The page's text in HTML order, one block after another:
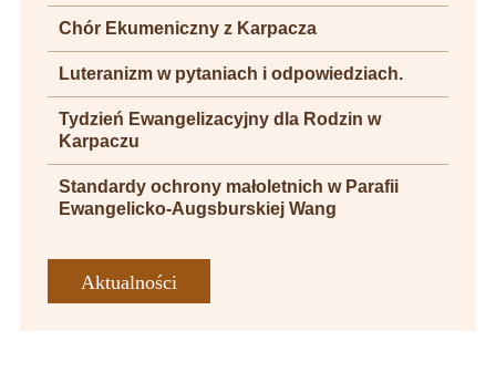
Chór Ekumeniczny z Karpacza
Luteranizm w pytaniach i odpowiedziach.
Tydzień Ewangelizacyjny dla Rodzin w
Karpaczu
Standardy ochrony małoletnich w Parafii
Ewangelicko-Augsburskiej Wang
Aktualności